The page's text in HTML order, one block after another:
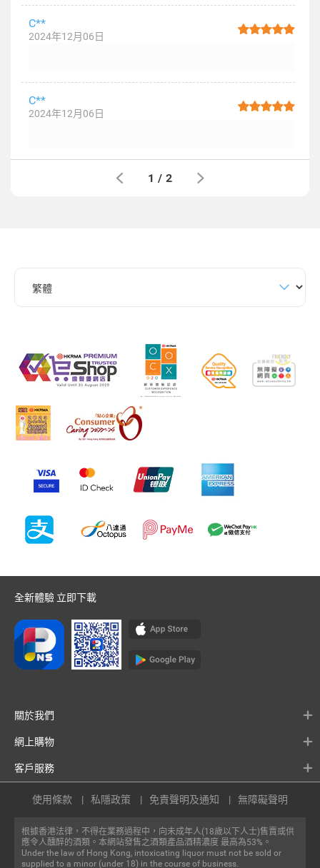
C**
2024年12月06日
C**
2024年12月06日
1 / 2
全新體驗 立即下載
關於我們
網上購物
客戶服務
根據香港法律，不得在業務過程中，向未成年人(18歲以下人士)售賣或供
應令人醺醉的酒類。本網站發售之酒類產品酒精濃度 最高為53%。
Under the law of Hong Kong, intoxicating liquor must not be sold or
supplied to a minor (under 18) in the course of business.
使用條款 私隱政策 免責聲明及通知 無障礙聲明